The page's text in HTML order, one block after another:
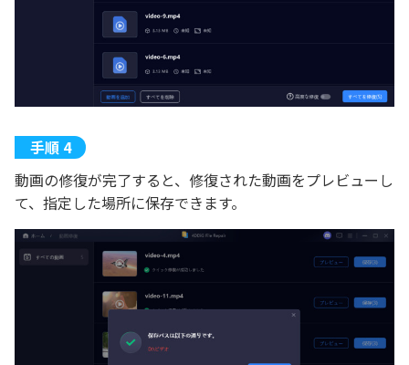
動画の修復が完了すると、修復された動画をプレビューし
て、指定した場所に保存できます。